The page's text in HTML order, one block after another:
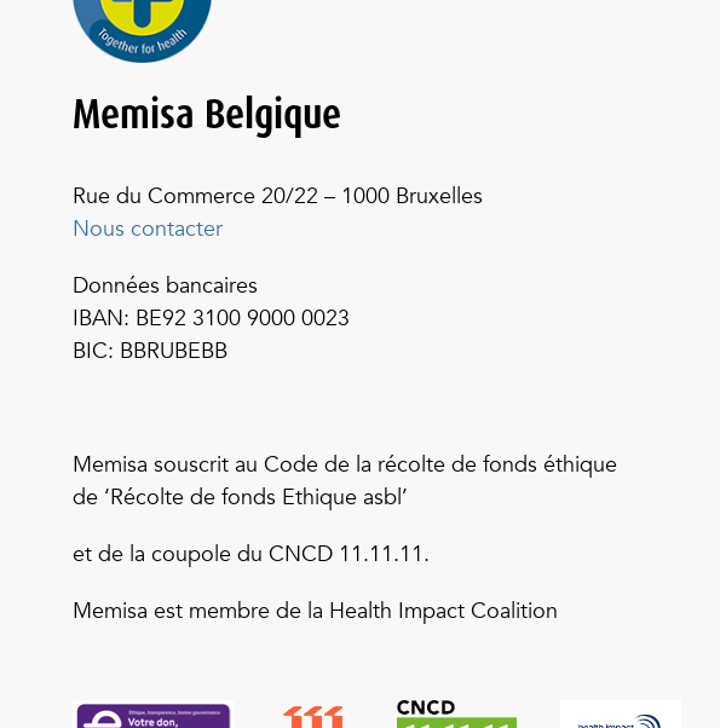
Memisa Belgique
Rue du Commerce 20/22 – 1000 Bruxelles
Nous contacter
Données bancaires
IBAN: BE92 3100 9000 0023
BIC: BBRUBEBB
Memisa souscrit au Code de la récolte de fonds éthique
de ‘Récolte de fonds Ethique asbl’
et de la coupole du CNCD 11.11.11.
Memisa est membre de la Health Impact Coalition